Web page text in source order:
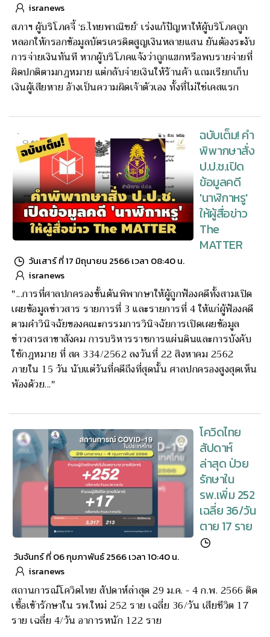
isranews
สภาฯ ผู้บริโภคจี้ ‘ธ.ไทยพาณิชย์’ เร่งแก้ปัญหาให้ผู้บริโภคถูก
หลอกให้กรอกข้อมูลบัตรเครดิตสูญเงินหลายแสน ยันต้องระงับ
การจ่ายเงินทันที หากผู้บริโภคแจ้งว่าถูกแฮกหรือพบรายจ่ายที่
ผิดปกติตามกฎหมาย แต่กลับจ่ายเงินให้ร้านค้า แถมเรียกเก็บ
เงินผู้เสียหาย อ้างเป็นความผิดเจ้าตัวเอง ทั้งที่ไม่ใช่เคสแรก
ฉบับเต็ม! คำ
พิพากษาสั่ง
ป.ป.ช.เปิด
ข้อมูลคดี
'นาฬิกาหรู'
ให้ผู้สื่อข่าว
The
MATTER
วันเสาร์ ที่ 17 มิถุนายน 2566 เวลา 08:40 น.
isranews
"...การที่ศาลปกครองขั้นต้นพิพากษาให้ผู้ถูกฟ้องคดีทั้งสามเปิด
เผยข้อมูลข่าวสาร รายการที่ 3 และรายการที่ 4 ให้แก่ผู้ฟ้องคดี
ตามคําวินิจฉัยของคณะกรรมการวินิจฉัยการเปิดเผยข้อมูล
ข่าวสารสาขาสังคม การบริหารราชการแผ่นดินและการบังคับ
ใช้กฎหมาย ที่ สค 334/2562 ลงวันที่ 22 สิงหาคม 2562
ภายใน 15 วัน นับแต่วันที่คดีถึงที่สุดนั้น ศาลปกครองสูงสุดเห็น
พ้องด้วย..."
โควิดไทย
สัปดาห์
ล่าสุด ป่วย
รักษาใน
รพ.เพิ่ม 252
เฉลี่ย 36/วัน
ตาย 17 ราย
วันจันทร์ ที่ 06 กุมภาพันธ์ 2566 เวลา 10:40 น.
isranews
สถานการณ์โควิดไทย สัปดาห์ล่าสุด 29 ม.ค. - 4 ก.พ. 2566 ติด
เชื้อเข้ารักษาใน รพ.ใหม่ 252 ราย เฉลี่ย 36/วัน เสียชีวิต 17
ราย เฉลี่ย 4/วัน อาการหนัก 122 ราย